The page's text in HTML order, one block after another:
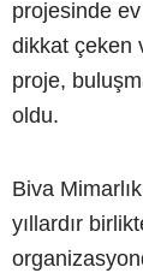
projesinde
dikkat çeken
proje,
oldu.
Biva
yıllardır